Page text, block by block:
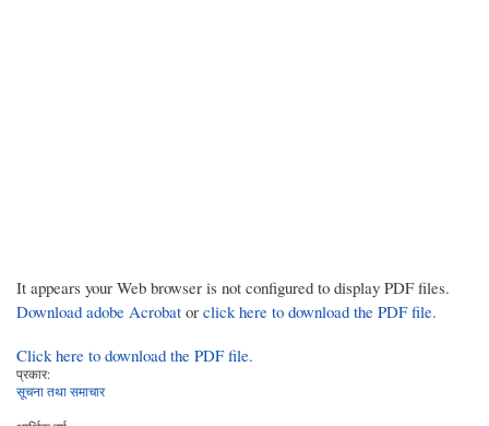
It appears your Web browser is not configured to display PDF files.
Download adobe Acrobat or click here to download the PDF file.
Click here to download the PDF file.
प्रकार:
सूचना तथा समाचार